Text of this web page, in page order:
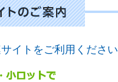
イトをご利用ください